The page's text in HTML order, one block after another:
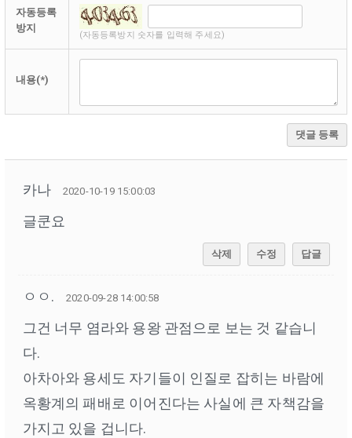
자동등록
방지
(자동등록방지 숫자를 입력해 주세요)
내용(*)
댓글 등록
카나 2020-10-19 15:00:03
글쿤요
삭제 수정 답글
ㅇㅇ. 2020-09-28 14:00:58
그건 너무 염라와 용왕 관점으로 보는 것 같습니
다.
아차아와 용세도 자기들이 인질로 잡히는 바람에
옥황계의 패배로 이어진다는 사실에 큰 자책감을
가지고 있을 겁니다.